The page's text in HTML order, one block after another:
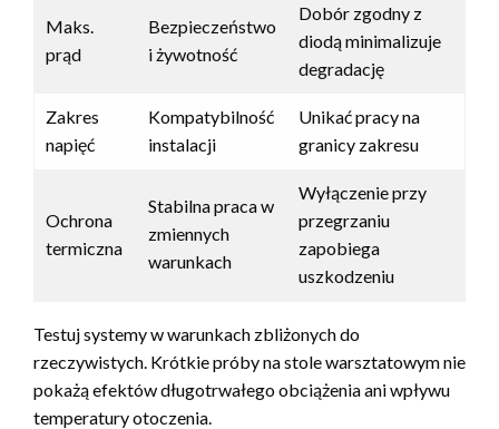
Maks.
prąd
Bezpieczeństwo
i żywotność
Dobór zgodny z
diodą minimalizuje
degradację
Zakres
napięć
Kompatybilność
instalacji
Unikać pracy na
granicy zakresu
Ochrona
termiczna
Stabilna praca w
zmiennych
warunkach
Wyłączenie przy
przegrzaniu
zapobiega
uszkodzeniu
Testuj systemy w warunkach zbliżonych do
rzeczywistych. Krótkie próby na stole warsztatowym nie
pokażą efektów długotrwałego obciążenia ani wpływu
temperatury otoczenia.